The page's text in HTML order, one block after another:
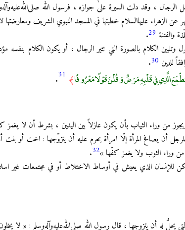
الرجال ، وقد دلت السيرة علىٰ جوازه ، فرسول الله
الزهراء عليها‌السلام خطبتها في المسجد النبوي الشريف
والفتنة 29
.
وتليين الكلام بالصورة التي تثير الرجال ، أو يكون الكلام بنفسه
للدين 30
.
الَّذِي فِي قَلْبِهِ مَرَضٌ وَقُلْنَ قَوْلًا مَعْرُوفًا﴾ 31
.
ويجوز من وراء الثياب بأن يكون عازلاً بين اليدين ، بشرط أن لا
أن يصافح المرأة إلّا امرأة يحرم عليه أن يتزوّجها : اخت أو بنت
من وراء الثوب ولا يغمز كفّها »32
.
للإنسان الذي يعيش في أوساط الاختلاط أو في مجتمعات غير
يحلُّ له أن يتزوجها ، قال رسول الله صلى‌الله‌عليه‌وآله‌وسلم : « لا